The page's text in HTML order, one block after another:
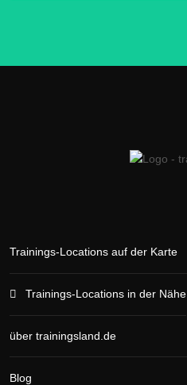
Trainings-Locations auf der Karte
Trainings-Locations in der Nähe
über trainingsland.de
Blog